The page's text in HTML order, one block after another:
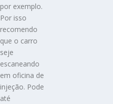
por exemplo.
Por isso
recomendo
que o carro
seje
escaneando
em oficina de
injeção. Pode
até